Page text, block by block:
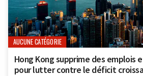
AUCUNE CATÉGORIE
Hong Kong supprime des emplois
pour lutter contre le déficit